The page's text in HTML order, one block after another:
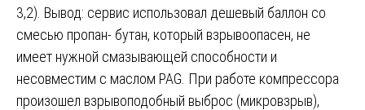
3,2). Вывод: сервис использовал дешевый баллон со
смесью пропан- бутан, который взрывоопасен, не
имеет нужной смазывающей способности и
несовместим с маслом PAG. При работе компрессора
произошел взрывоподобный выброс (микровзрыв),